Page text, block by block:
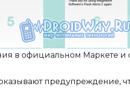
в официальном Маркете и
предупреждение,